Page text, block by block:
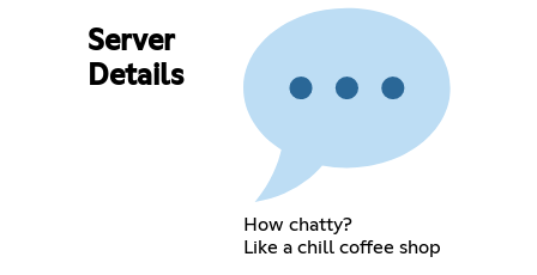
Server
Details
How chatty?
Like a chill coffee shop